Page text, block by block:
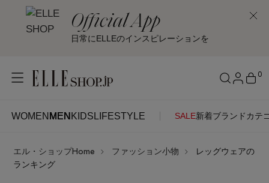
Official App
日常にELLEのインスピレーションを
WOMEN MEN KIDS LIFESTYLE SALE新着ブランド カテ
0
WOMENMEN KIDSLIFESTYLE
ITEMS ログイン
エル・ショップHome ファッション小物
レッグウェアの
ランキング